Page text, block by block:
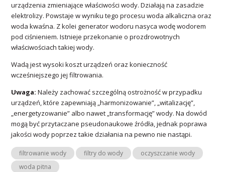
urządzenia zmieniające właściwości wody. Działają na zasadzie
elektrolizy. Powstaje w wyniku tego procesu woda alkaliczna oraz
woda kwaśna. Z kolei generator wodoru nasyca wodę wodorem
pod ciśnieniem. Istnieje przekonanie o prozdrowotnych
właściwościach takiej wody.
Wadą jest wysoki koszt urządzeń oraz konieczność
wcześniejszego jej filtrowania.
Uwaga:Należy zachować szczególną ostrożność w przypadku
urządzeń, które zapewniają „harmonizowanie”, „witalizację”,
„energetyzowanie” albo nawet „transformację” wody. Na dowód
mogą być przytaczane pseudonaukowe źródła, jednak poprawa
jakości wody poprzez takie działania na pewno nie nastąpi.
filtrowanie wody filtry do wody
oczyszczanie wody
woda pitna